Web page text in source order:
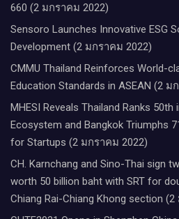
660 (2 มกราคม 2022)
Sensoro Launches Innovative ESG
Development (2 มกราคม 2022)
CMMU Thailand Reinforces World-
Education Standards in ASEAN (2 ม
MHESI Reveals Thailand Ranks 50th
Ecosystem and Bangkok Triumphs
for Startups (2 มกราคม 2022)
CH. Karnchang and Sino-Thai sign
worth 50 billion baht with SRT for
Chiang Rai-Chiang Khong section